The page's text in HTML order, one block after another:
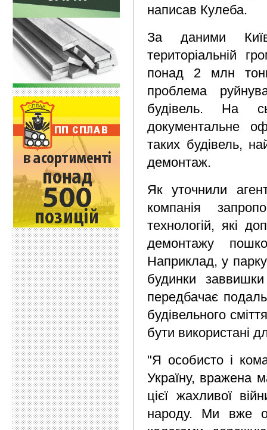
написав Кулеба.
За даними
територіальній
понад 2 млн тонн
проблема
будівель. На
документальне
таких будівель,
демонтаж.
Як уточнили
компанія
технологій, які
демонтажу
Наприклад, у
будинки
передбачає
будівельного
бути використані
"Я особисто і
Україну, вражена
цієї жахливої
народу. Ми вже